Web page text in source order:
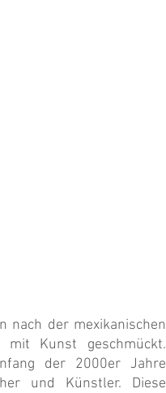
nach der mexikanischen
mit Kunst geschmückt.
der 2000er Jahre
und Künstler. Diese